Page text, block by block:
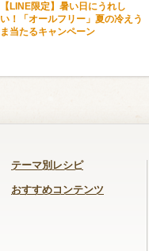
【LINE限定】暑い日にうれし
い！「オールフリー」夏の冷えう
ま当たるキャンペーン
テーマ別レシピ
おすすめコンテンツ